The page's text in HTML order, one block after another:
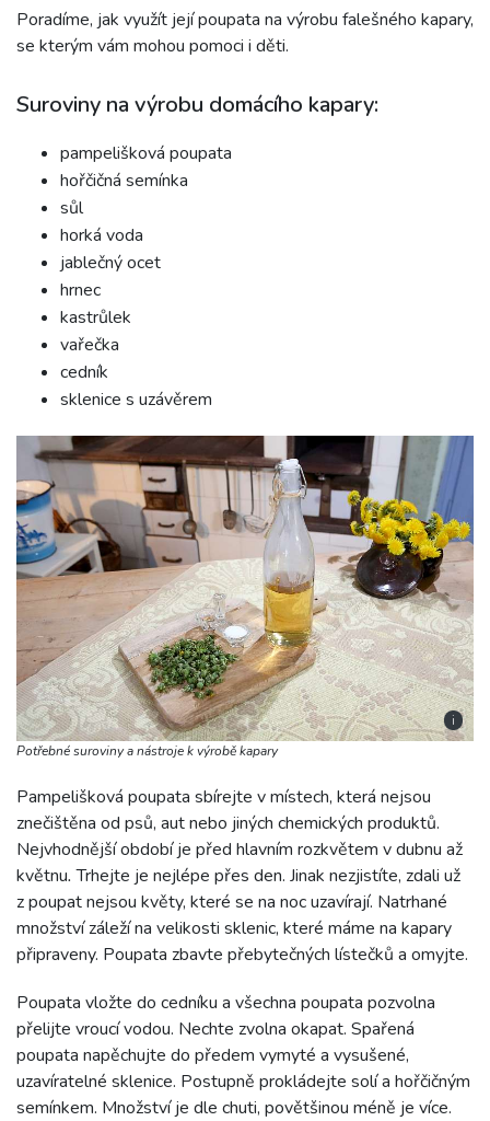
Poradíme, jak využít její poupata na výrobu falešného kapary,
se kterým vám mohou pomoci i děti.
Suroviny na výrobu domácího kapary:
pampelišková poupata
hořčičná semínka
sůl
horká voda
jablečný ocet
hrnec
kastrůlek
vařečka
cedník
sklenice s uzávěrem
i
Potřebné suroviny a nástroje k výrobě kapary
Pampelišková poupata sbírejte v místech, která nejsou
znečištěna od psů, aut nebo jiných chemických produktů.
Nejvhodnější období je před hlavním rozkvětem v dubnu až
květnu.Trhejte je nejlépe přes den. Jinak nezjistíte, zdali už
z poupat nejsou květy, které se na noc uzavírají. Natrhané
množství záleží na velikosti sklenic, které máme na kapary
připraveny. Poupata zbavte přebytečných lístečků a omyjte.
Poupata vložte do cedníku a všechna poupata pozvolna
přelijte vroucí vodou. Nechte zvolna okapat. Spařená
poupata napěchujte do předem vymyté a vysušené,
uzavíratelné sklenice. Postupně prokládejte solí a hořčičným
semínkem. Množství je dle chuti, povětšinou méně je více.